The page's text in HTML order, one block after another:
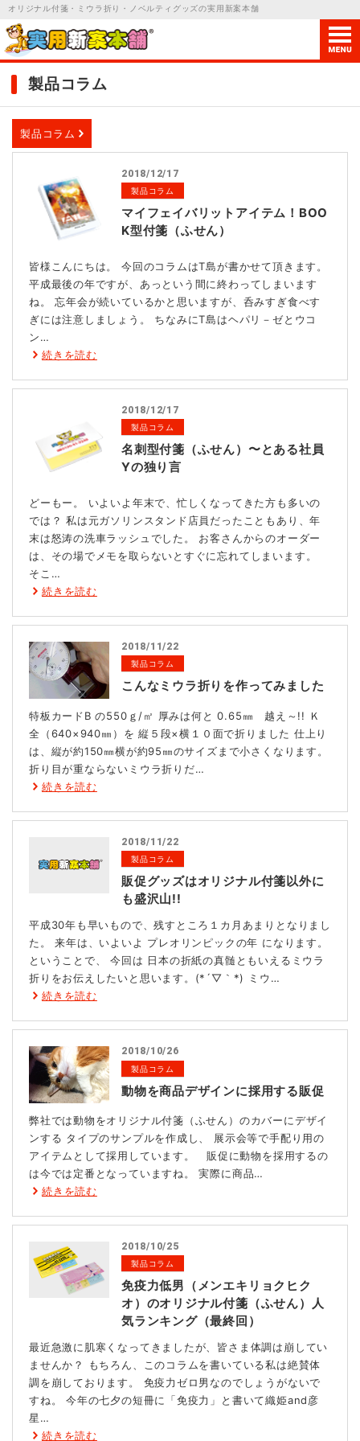
オリジナル付箋 ・ミウラ折り・ノベルティグッズの実用新案本舗
製品コラム
製品コラム
2018/12/17
製品コラム
マイフェイバリットアイテム！BOO
K型付箋（ふせん）
皆様こんにちは。 今回のコラムはT島が書かせて頂きます。
平成最後の年ですが、あっという間に終わってしまいます
ね。 忘年会が続いているかと思いますが、呑みすぎ食べす
ぎには注意しましょう。 ちなみにT島はヘパリ－ゼとウコ
ン…
続きを読む
2018/12/17
製品コラム
名刺型付箋（ふせん）〜とある社員
Yの独り言
どーもー。 いよいよ年末で、忙しくなってきた方も多いの
では？ 私は元ガソリンスタンド店員だったこともあり、年
末は怒涛の洗車ラッシュでした。 お客さんからのオーダー
は、その場でメモを取らないとすぐに忘れてしまいます。
そこ…
続きを読む
2018/11/22
製品コラム
こんなミウラ折りを作ってみました
特板カードB の550ｇ/㎡ 厚みは何と 0.65㎜ 越え～!! Ｋ
全（640×940㎜）を 縦５段×横１０面で折りました 仕上り
は、縦が約150㎜横が約95㎜のサイズまで小さくなります。
折り目が重ならないミウラ折りだ…
続きを読む
2018/11/22
製品コラム
販促グッズはオリジナル付箋以外に
も盛沢山!!
平成30年も早いもので、残すところ１カ月あまりとなりまし
た。 来年は、いよいよ プレオリンピックの年 になります。
ということで、 今回は 日本の折紙の真髄ともいえるミウラ
折りをお伝えしたいと思います。(*´▽｀*) ミウ…
続きを読む
2018/10/26
製品コラム
動物を商品デザインに採用する販促
弊社では動物をオリジナル付箋（ふせん）のカバーにデザイ
ンする タイプのサンプルを作成し、 展示会等で手配り用の
アイテムとして採用しています。 販促に動物を採用するの
は今では定番となっていますね。 実際に商品…
続きを読む
2018/10/25
製品コラム
免疫力低男（メンエキリョクヒク
オ）のオリジナル付箋（ふせん）人
気ランキング（最終回）
最近急激に肌寒くなってきましたが、皆さま体調は崩してい
ませんか？ もちろん、このコラムを書いている私は絶賛体
調を崩しております。 免疫力ゼロ男なのでしょうがないで
すね。 今年の七夕の短冊に「免疫力」と書いて織姫and彦
星…
続きを読む